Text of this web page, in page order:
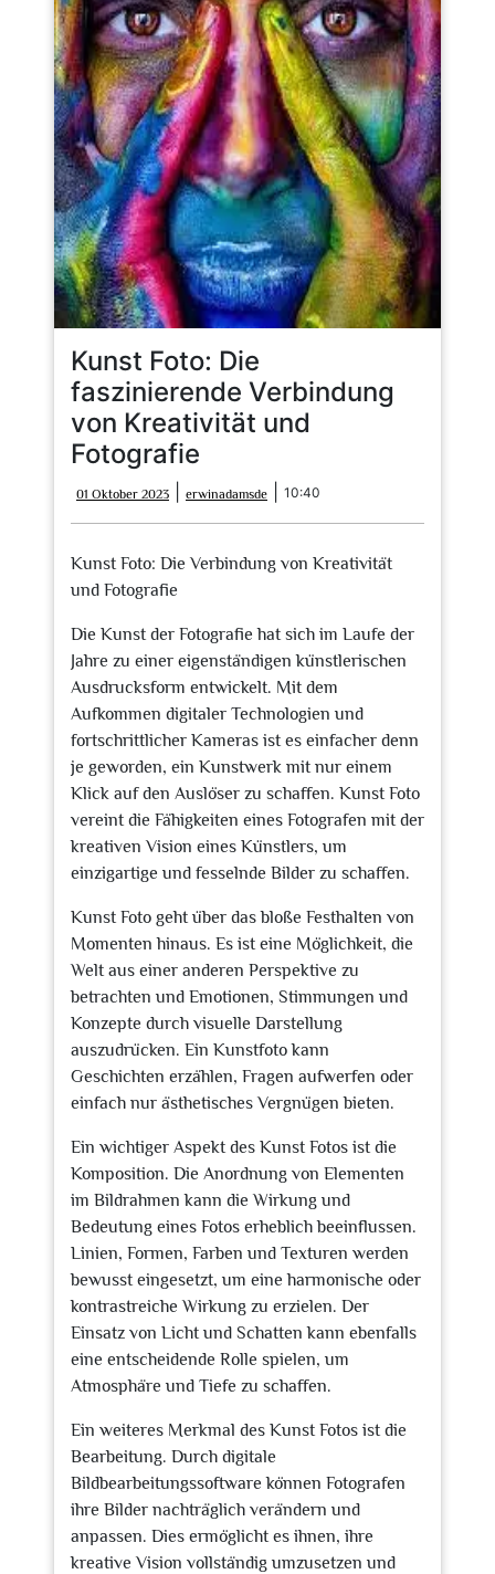
Kunst Foto: Die
faszinierende Verbindung
von Kreativität und
Fotografie
01 Oktober 2023
Oktober
2023
erwinadamsde erwinadamsde
10:40
Kunst Foto: Die Verbindung von Kreativität
und Fotografie
Die Kunst der Fotografie hat sich im Laufe der
Jahre zu einer eigenständigen künstlerischen
Ausdrucksform entwickelt. Mit dem
Aufkommen digitaler Technologien und
fortschrittlicher Kameras ist es einfacher denn
je geworden, ein Kunstwerk mit nur einem
Klick auf den Auslöser zu schaffen. Kunst Foto
vereint die Fähigkeiten eines Fotografen mit der
kreativen Vision eines Künstlers, um
einzigartige und fesselnde Bilder zu schaffen.
Kunst Foto geht über das bloße Festhalten von
Momenten hinaus. Es ist eine Möglichkeit, die
Welt aus einer anderen Perspektive zu
betrachten und Emotionen, Stimmungen und
Konzepte durch visuelle Darstellung
auszudrücken. Ein Kunstfoto kann
Geschichten erzählen, Fragen aufwerfen oder
einfach nur ästhetisches Vergnügen bieten.
Ein wichtiger Aspekt des Kunst Fotos ist die
Komposition. Die Anordnung von Elementen
im Bildrahmen kann die Wirkung und
Bedeutung eines Fotos erheblich beeinflussen.
Linien, Formen, Farben und Texturen werden
bewusst eingesetzt, um eine harmonische oder
kontrastreiche Wirkung zu erzielen. Der
Einsatz von Licht und Schatten kann ebenfalls
eine entscheidende Rolle spielen, um
Atmosphäre und Tiefe zu schaffen.
Ein weiteres Merkmal des Kunst Fotos ist die
Bearbeitung. Durch digitale
Bildbearbeitungssoftware können Fotografen
ihre Bilder nachträglich verändern und
anpassen. Dies ermöglicht es ihnen, ihre
kreative Vision vollständig umzusetzen und